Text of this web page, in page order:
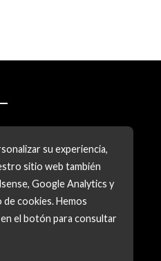
su experiencia,
sitio web también
Google Analytics y
cookies. Hemos
el botón para consultar